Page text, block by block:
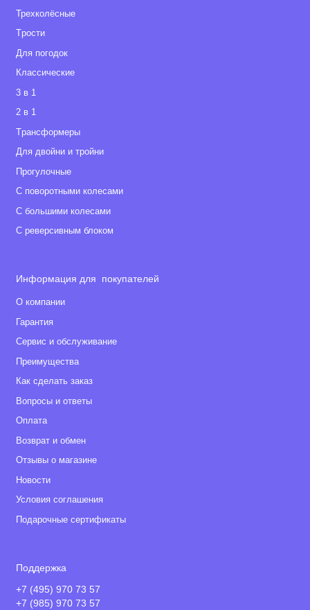
Трехколёсные
Tрости
Для погодок
Классические
3 в 1
2 в 1
Tрансформеры
Для двойни и тройни
Прогулочные
С поворотными колесами
С большими колесами
С реверсивным блоком
Информация для покупателей
О компании
Гарантия
Сервис и обслуживание
Преимущества
Как сделать заказ
Вопросы и ответы
Оплата
Возврат и обмен
Отзывы о магазине
Новости
Условия соглашения
Подарочные сертификаты
Поддержка
+7 (495) 970 73 57
+7 (985) 970 73 57